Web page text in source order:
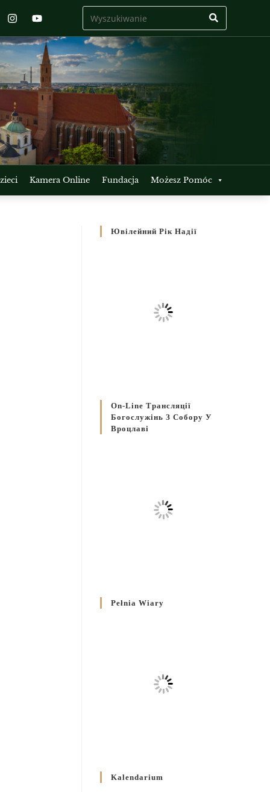
Kamera Online Fundacja Możesz Pomóc
Ювілейний Рік Надії
On-Line Трансляції
Богослужінь З Собору У
Вроцлаві
Pełnia Wiary
Kalendarium